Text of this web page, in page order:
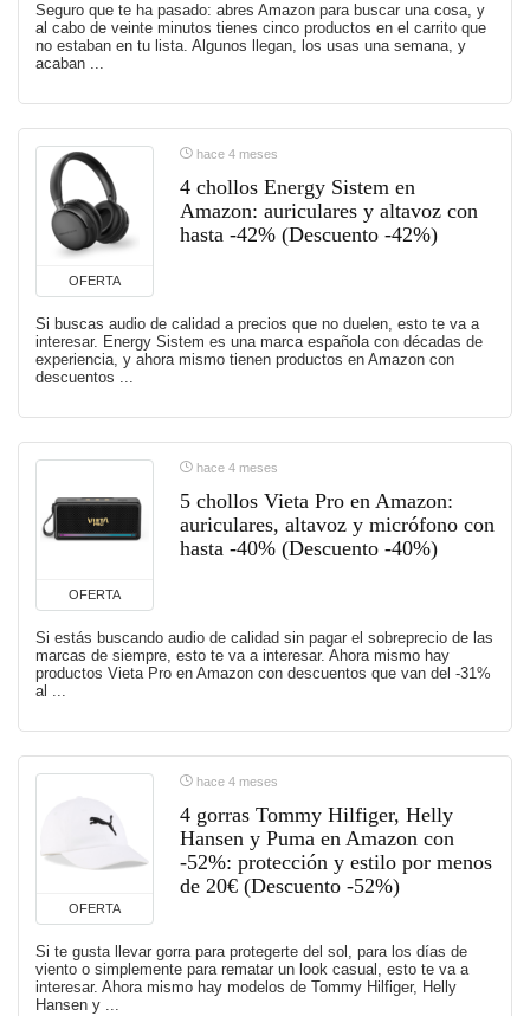
Seguro que te ha pasado: abres Amazon para buscar una cosa, y
al cabo de veinte minutos tienes cinco productos en el carrito que
no estaban en tu lista. Algunos llegan, los usas una semana, y
acaban ...
OFERTA
hace 4 meses
4 chollos Energy Sistem en
Amazon: auriculares y altavoz con
hasta -42% (Descuento -42%)
Si buscas audio de calidad a precios que no duelen, esto te va a
interesar. Energy Sistem es una marca española con décadas de
experiencia, y ahora mismo tienen productos en Amazon con
descuentos ...
OFERTA
hace 4 meses
5 chollos Vieta Pro en Amazon:
auriculares, altavoz y micrófono con
hasta -40% (Descuento -40%)
Si estás buscando audio de calidad sin pagar el sobreprecio de las
marcas de siempre, esto te va a interesar. Ahora mismo hay
productos Vieta Pro en Amazon con descuentos que van del -31%
al ...
OFERTA
hace 4 meses
4 gorras Tommy Hilfiger, Helly
Hansen y Puma en Amazon con
-52%: protección y estilo por menos
de 20€ (Descuento -52%)
Si te gusta llevar gorra para protegerte del sol, para los días de
viento o simplemente para rematar un look casual, esto te va a
interesar. Ahora mismo hay modelos de Tommy Hilfiger, Helly
Hansen y ...